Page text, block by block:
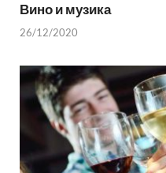
Вино и музика
26/12/2020